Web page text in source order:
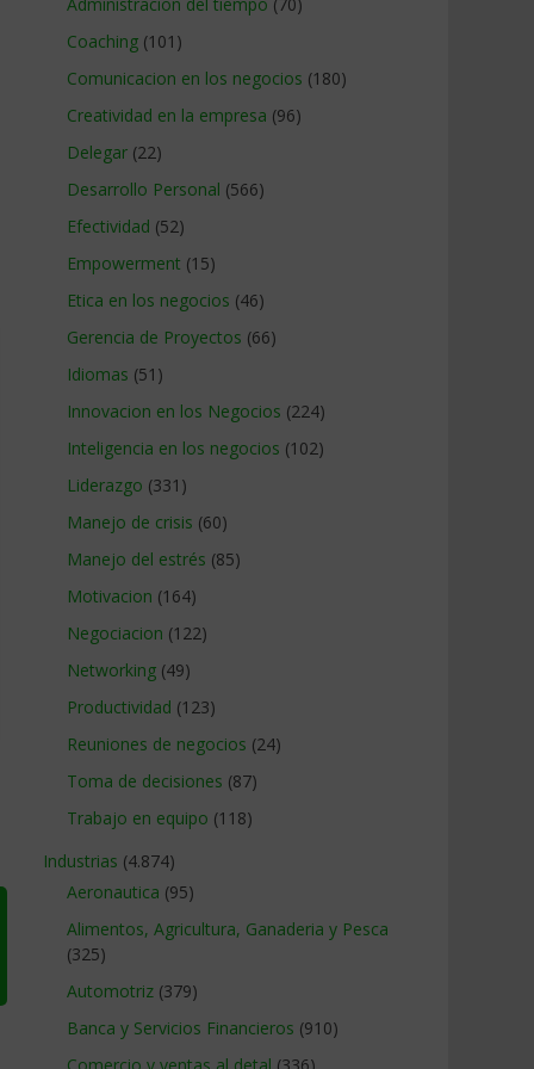
Coaching (101)
Comunicacion en los negocios (180)
Creatividad en la empresa (96)
Delegar (22)
Desarrollo Personal (566)
Efectividad (52)
Empowerment (15)
Etica en los negocios (46)
Gerencia de Proyectos (66)
Idiomas (51)
Innovacion en los Negocios (224)
Inteligencia en los negocios (102)
Liderazgo (331)
Manejo de crisis (60)
Manejo del estrés (85)
Motivacion (164)
Negociacion (122)
Networking (49)
Productividad (123)
Reuniones de negocios (24)
Toma de decisiones (87)
Trabajo en equipo (118)
Industrias (4.874)
Aeronautica (95)
Alimentos, Agricultura, Ganaderia y Pesca
(325)
Automotriz (379)
Banca y Servicios Financieros (910)